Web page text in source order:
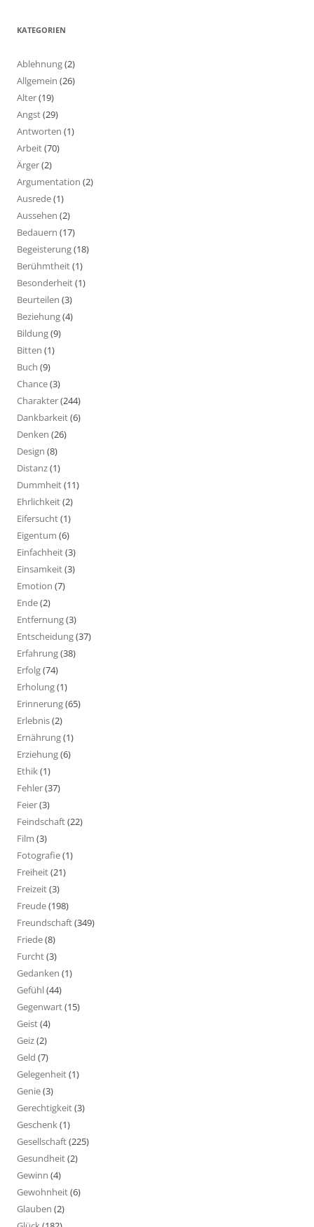
KATEGORIEN
Ablehnung(2)
Allgemein (26)
Alter(19)
Angst(29)
Antworten (1)
Arbeit(70)
Ärger(2)
Argumentation (2)
Ausrede(1)
Aussehen (2)
Bedauern (17)
Begeisterung(18)
Berühmtheit(1)
Besonderheit(1)
Beurteilen (3)
Beziehung(4)
Bildung(9)
Bitten (1)
Buch (9)
Chance(3)
Charakter(244)
Dankbarkeit(6)
Denken (26)
Design (8)
Distanz(1)
Dummheit(11)
Ehrlichkeit(2)
Eifersucht(1)
Eigentum (6)
Einfachheit(3)
Einsamkeit(3)
Emotion (7)
Ende(2)
Entfernung(3)
Entscheidung(37)
Erfahrung(38)
Erfolg(74)
Erholung(1)
Erinnerung(65)
Erlebnis(2)
Ernährung(1)
Erziehung(6)
Ethik(1)
Fehler(37)
Feier(3)
Feindschaft(22)
Film (3)
Fotografie(1)
Freiheit(21)
Freizeit(3)
Freude(198)
Freundschaft(349)
Friede(8)
Furcht(3)
Gedanken (1)
Gefühl(44)
Gegenwart(15)
Geist(4)
Geiz(2)
Geld (7)
Gelegenheit(1)
Genie(3)
Gerechtigkeit(3)
Geschenk(1)
Gesellschaft(225)
Gesundheit(2)
Gewinn (4)
Gewohnheit(6)
Glauben (2)